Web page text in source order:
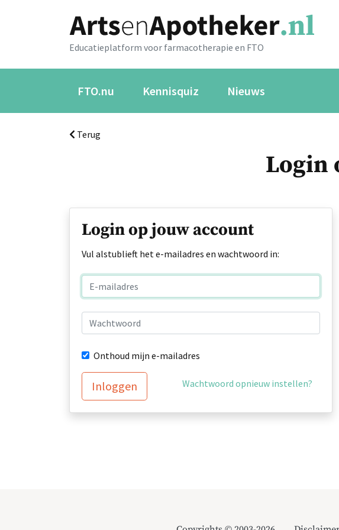
Educatieplatform voor farmacotherapie en FTO
FTO.nu Kennisquiz Nieuws
Terug
Login
Login op jouw account
Vul alstublieft het e-mailadres en wachtwoord in:
Onthoud mijn e-mailadres
Inloggen Wachtwoord opnieuw instellen?